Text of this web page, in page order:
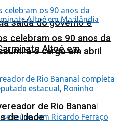
saída do governo e
o cargo em abril
celebram os 90 anos da
Altoé em
de Rio Bananal
de idade